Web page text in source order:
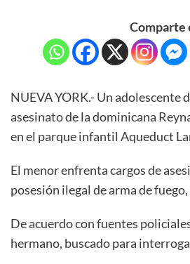
Comparte
NUEVA YORK.- Un adolescente
asesinato de la dominicana
en el parque infantil Aqueduct
El menor enfrenta cargos de
posesión ilegal de arma de
De acuerdo con fuentes
hermano, buscado para